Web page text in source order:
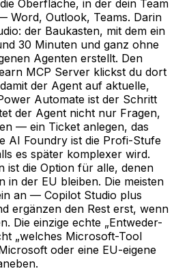
Oberfläche, in der dein Team
Word, Outlook, Teams. Darin
der Baukasten, mit dem ein
30 Minuten und ganz ohne
Agenten erstellt. Den
MCP Server klickst du dort
der Agent auf aktuelle,
Automate ist der Schritt
der Agent nicht nur Fragen,
— ein Ticket anlegen, das
AI Foundry ist die Profi-Stufe
es später komplexer wird.
ist die Option für alle, denen
in der EU bleiben. Die meisten
an — Copilot Studio plus
ergänzen den Rest erst, wenn
Die einzige echte „Entweder-
„welches Microsoft-Tool
oder eine EU-eigene